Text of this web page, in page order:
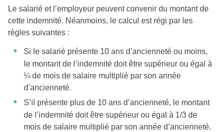
Le salarié et l’employeur peuvent convenir du montant de
cette indemnité. Néanmoins, le calcul est régi par les
règles suivantes :
Si le salarié présente 10 ans d’ancienneté ou moins,
le montant de l’indemnité doit être supérieur ou égal à
¼ de mois de salaire multiplié par son année
d’ancienneté.
S’il présente plus de 10 ans d’ancienneté, le montant
de l’indemnité doit être supérieur ou égal à 1/3 de
mois de salaire multiplié par son année d’ancienneté.